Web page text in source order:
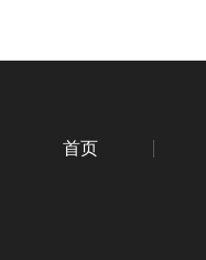
首页